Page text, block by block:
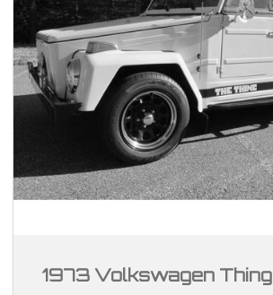
1973 Volkswagen Thing